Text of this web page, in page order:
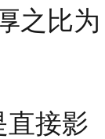
之比为
直接影